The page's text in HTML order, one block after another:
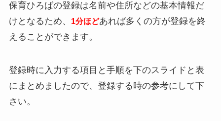
保育ひろばの登録は名前や住所などの基本情報だ
けとなるため、
1分ほどあれば多くの方が登録を終
えることができます。
登録時に入力する項目と手順を下のスライドと表
にまとめましたので、登録する時の参考にして下
さい。